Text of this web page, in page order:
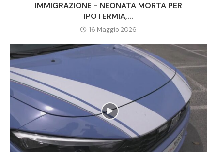
IMMIGRAZIONE - NEONATA MORTA PER
IPOTERMIA,...
16 Maggio 2026